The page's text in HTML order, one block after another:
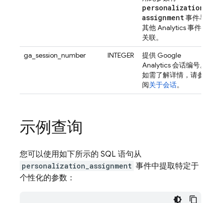
personalization
assignment事件与
其他Analytics事件相
关联。
ga_session_number
INTEGER 提供Google
Analytics会话编号。
如需了解详情，请参
阅关于会话。
示例查询
您可以使用如下所示的 SQL 语句从
personalization_assignment 事件中提取特定于
个性化的参数：